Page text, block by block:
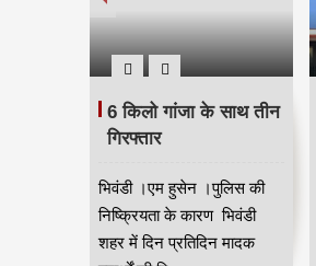
6 किलो गांजा के साथ तीन
गिरफ्तार
भिवंडी ।एम हुसेन ।पुलिस की
निष्क्रियता के कारण भिवंडी
शहर में दिन प्रतिदिन मादक